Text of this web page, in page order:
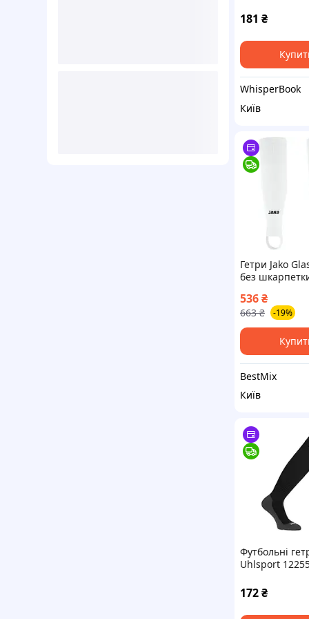
еластичні
фіксатором
181 ₴
WhisperBook
Київ
Гетри Jako
без
536₴
663 ₴ -19%
BestMix
Київ
Футбольні
Uhlsport
розмір 28-32
172₴